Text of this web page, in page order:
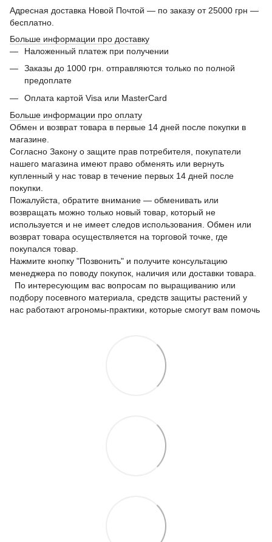
Адресная доставка Новой Почтой — по заказу от 25000 грн —
бесплатно.
Больше информации про доставку
Наложенный платеж при получении
Заказы до 1000 грн. отправляются только по полной
предоплате
Оплата картой Visa или MasterCard
Больше информации про оплату
Обмен и возврат товара в первые 14 дней после покупки в
магазине.
Согласно Закону о защите прав потребителя, покупатели
нашего магазина имеют право обменять или вернуть
купленный у нас товар в течение первых 14 дней после
покупки.
Пожалуйста, обратите внимание — обменивать или
возвращать можно только новый товар, который не
используется и не имеет следов использования. Обмен или
возврат товара осуществляется на торговой точке, где
покупался товар.
Нажмите кнопку "Позвонить" и получите консультацию
менеджера по поводу покупок, наличия или доставки товара.
По интересующим вас вопросам по выращиванию или
подбору посевного материала, средств защиты растений у
нас работают агрономы-практики, которые смогут вам помочь